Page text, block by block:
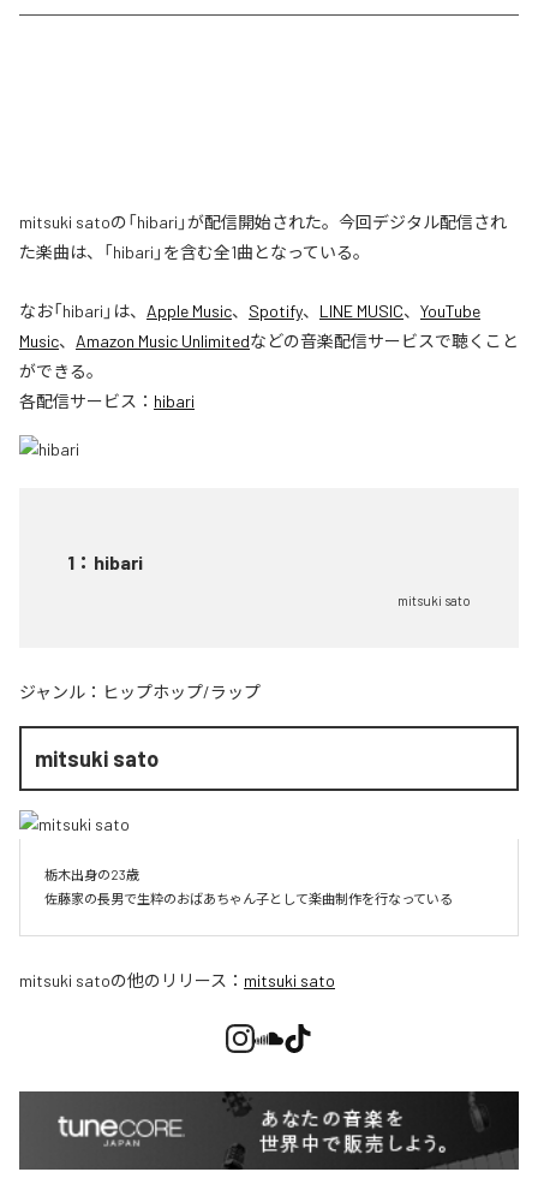
mitsuki satoの「hibari」が配信開始された。今回デジタル配信され
た楽曲は、「hibari」を含む全1曲となっている。
なお「hibari 」は、 Apple Music、 Spotify、 LINE MUSIC、 YouTube
Music、 Amazon Music Unlimitedなどの音楽配信サービスで聴くこと
ができる。
各配信サービス： hibari
1 ： hibari
mitsuki sato
ジャンル： ヒップホップ/ラップ
mitsuki sato
栃木出身の23歳
佐藤家の長男で生粋のおばあちゃん子として楽曲制作を行なっている
mitsuki satoの他のリリース： mitsuki sato